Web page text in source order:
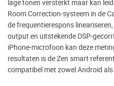
lage tonen versterkt maar kan
Room Correction-systeem in de
de frequentierespons
output en uitstekende DSP-
iPhone-microfoon kan deze
resultaten is de Zen smart
compatibel met zowel Android